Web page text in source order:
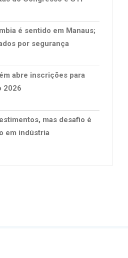
é sentido em Manaus;
por segurança
abre inscrições para
2026
mas desafio é
em indústria